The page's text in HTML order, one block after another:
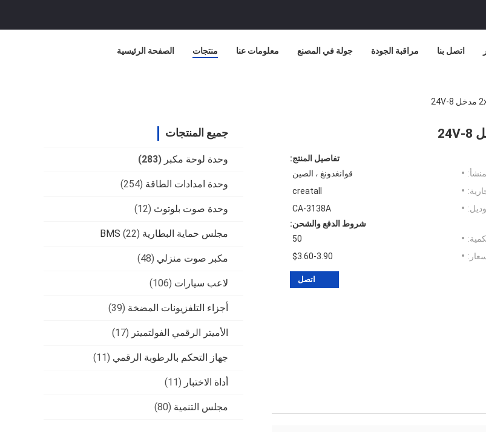
الصفحة الرئيسية منتجات معلومات عنا جولة في المصنع مراقبة الجودة اتصل بنا
جميع المنتجات
وحدة لوحة مكبر (283)
وحدة امدادات الطاقة (254)
وحدة صوت بلوتوث (12)
مجلس حماية البطارية BMS (22)
مكبر صوت منزلي (48)
لاعب سيارات (106)
أجزاء التلفزيونات المضخة (39)
الأميتر الرقمي الفولتميتر (17)
جهاز التحكم بالرطوبة الرقمي (11)
أداة الاختبار (11)
مجلس التنمية (80)
تفاصيل المنتج:
قوانغدونغ ، الصين
creatall
CA-3138A
شروط الدفع والشحن:
50
$3.60-3.90
اتصل